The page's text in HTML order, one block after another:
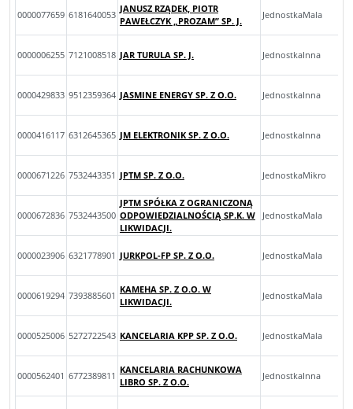
0000077659 6181640053
JANUSZ RZĄDEK, PIOTR
PAWEŁCZYK „PROZAM” SP. J.
JednostkaMala
0000006255 7121008518 JAR TURULA SP. J. JednostkaInna
0000429833 9512359364 JASMINE ENERGY SP. Z O.O. JednostkaInna
0000416117 6312645365 JM ELEKTRONIK SP. Z O.O. JednostkaInna
0000671226 7532443351 JPTM SP. Z O.O. JednostkaMikro
0000672836 7532443500
JPTM SPÓŁKA Z OGRANICZONĄ
ODPOWIEDZIALNOŚCIĄ SP.K. W
LIKWIDACJI.
JednostkaMala
0000023906 6321778901 JURKPOL-FP SP. Z O.O. JednostkaMala
0000619294 7393885601
KAMEHA SP. Z O.O. W
LIKWIDACJI.
JednostkaMala
0000525006 5272722543 KANCELARIA KPP SP. Z O.O. JednostkaMala
0000562401 6772389811
KANCELARIA RACHUNKOWA
LIBRO SP. Z O.O.
JednostkaInna